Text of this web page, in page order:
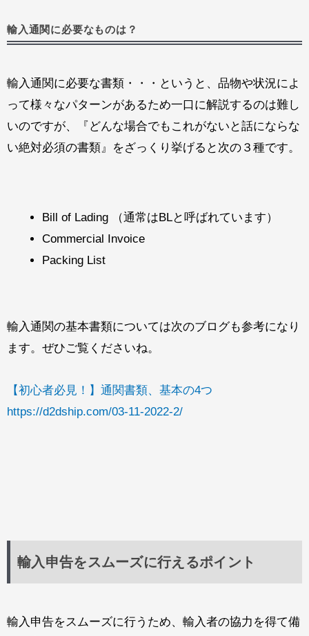
輸入通関に必要なものは？
輸入通関に必要な書類・・・というと、品物や状況によ
って様々なパターンがあるため一口に解説するのは難し
いのですが、『どんな場合でもこれがないと話にならな
い絶対必須の書類』をざっくり挙げると次の３種です。
Bill of Lading （通常はBLと呼ばれています）
Commercial Invoice
Packing List
輸入通関の基本書類については次のブログも参考になり
ます。ぜひご覧くださいね。
【初心者必見！】通関書類、基本の4つ
https://d2dship.com/03-11-2022-2/
輸入申告をスムーズに行えるポイント
輸入申告をスムーズに行うため、輸入者の協力を得て備